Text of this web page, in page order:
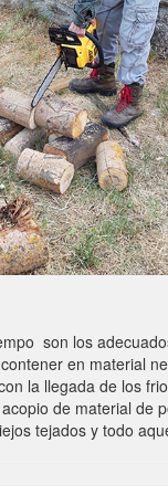
son los
en material
la llegada de los
de material de
tejados y todo